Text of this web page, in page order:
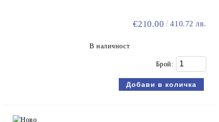
€210.00 410.72 лв.
В наличност
Брой: